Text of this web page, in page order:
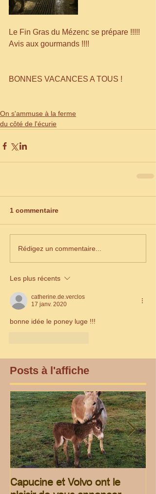
Le Fin Gras du Mézenc se prépare !!!!!
Avis aux gourmands !!!!
BONNES VACANCES A TOUS !
On s'ammuse à la ferme
du côté de l'écurie
1 commentaire
Rédigez un commentaire...
Les plus récents
catherine.de.verclos
17 janv. 2020
bonne idée le poney luge !!!
Posts à l'affiche
Capucine et Volvo ont le